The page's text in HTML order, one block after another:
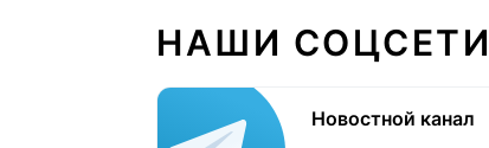
НАШИ СОЦСЕТИ
Новостной канал